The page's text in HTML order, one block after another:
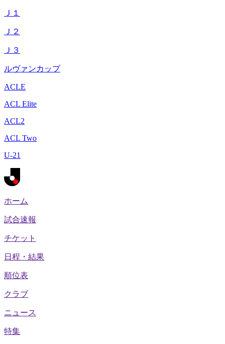
Ｊ１
Ｊ２
Ｊ３
ルヴァンカップ
ACLE
ACL Elite
ACL2
ACL Two
U-21
ホーム
試合速報
チケット
日程・結果
順位表
クラブ
ニュース
特集